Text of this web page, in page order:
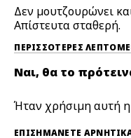
Δεν μουτζουρώνει
Απίστευτα σταθερή.
ΠΕΡΙΣΣΌΤΕΡΕΣ
Ναι, θα το
Ήταν χρήσιμη αυτή